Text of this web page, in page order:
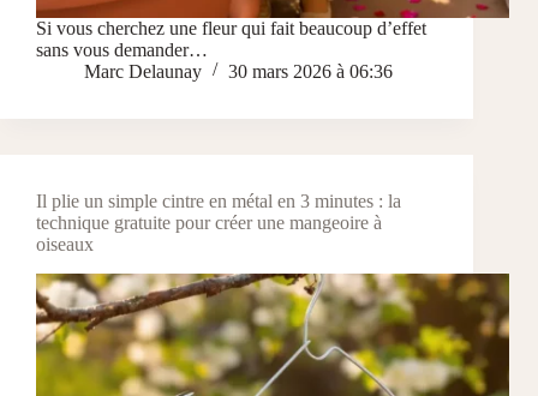
Si vous cherchez une fleur qui fait beaucoup d’effet
sans vous demander…
Marc Delaunay
30 mars 2026 à 06:36
Il plie un simple cintre en métal en 3 minutes : la
technique gratuite pour créer une mangeoire à
oiseaux